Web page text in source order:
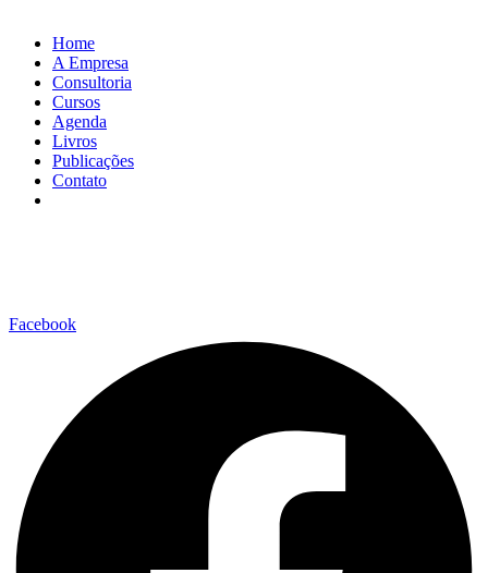
Home
A Empresa
Consultoria
Cursos
Agenda
Livros
Publicações
Contato
Facebook